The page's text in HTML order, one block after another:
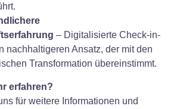
– Digitalisierte Check-in-
nachhaltigeren Ansatz, der mit den
Transformation übereinstimmt.
erfahren?
für weitere Informationen und